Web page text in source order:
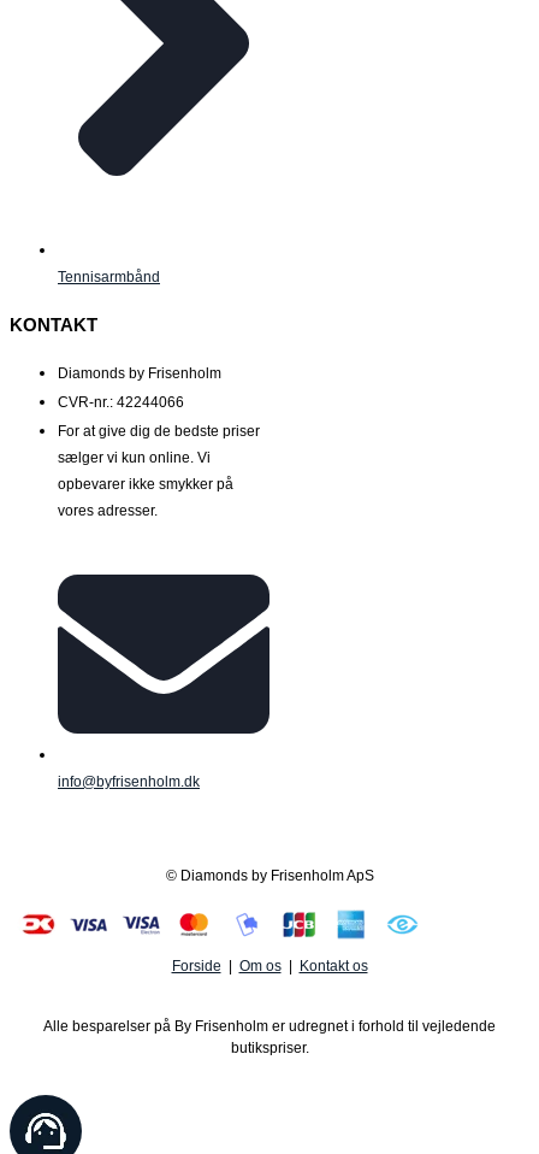
Tennisarmbånd
KONTAKT
Diamonds by Frisenholm
CVR-nr.: 42244066
For at give dig de bedste priser
sælger vi kun online. Vi
opbevarer ikke smykker på
vores adresser.
info@byfrisenholm.dk
© Diamonds by Frisenholm ApS
Forside | Om os| Kontakt os
Alle besparelser på By Frisenholm er udregnet i forhold til vejledende
butikspriser.